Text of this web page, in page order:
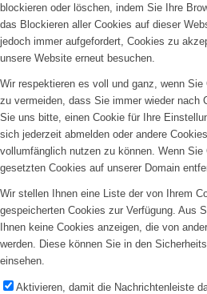
blockieren oder löschen, indem Sie Ihre
das Blockieren aller Cookies auf dieser
jedoch immer aufgefordert, Cookies zu
unsere Website erneut besuchen.
Wir respektieren es voll und ganz, wenn
zu vermeiden, dass Sie immer wieder nach
Sie uns bitte, einen Cookie für Ihre
sich jederzeit abmelden oder andere
vollumfänglich nutzen zu können. Wenn Sie
gesetzten Cookies auf unserer Domain
Wir stellen Ihnen eine Liste der von Ihrem
gespeicherten Cookies zur Verfügung. Aus
Ihnen keine Cookies anzeigen, die von
werden. Diese können Sie in den
einsehen.
Aktivieren, damit die Nachrichtenleiste